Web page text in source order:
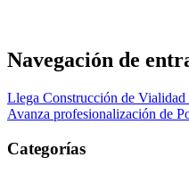
Navegación de
Llega Construcción de Vialidad
Avanza profesionalización de
Categorías